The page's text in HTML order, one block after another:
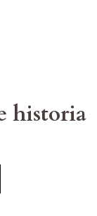
historia